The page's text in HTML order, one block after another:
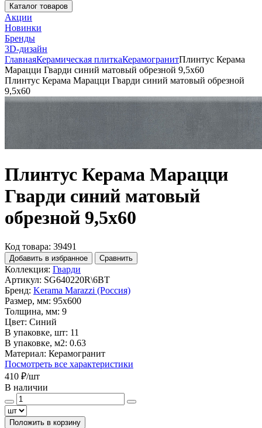
Каталог товаров
Акции
Новинки
Бренды
3D-дизайн
ГлавнаяКерамическая плиткаКерамогранитПлинтус Керама
Марацци Гварди синий матовый обрезной 9,5x60
Плинтус Керама Марацци Гварди синий матовый обрезной
9,5x60
Плинтус Керама Марацци
Гварди синий матовый
обрезной 9,5x60
Код товара: 39491
Добавить в избранное Сравнить
Коллекция: Гварди
Артикул: SG640220R\6BT
Бренд: Kerama Marazzi (Россия)
Размер, мм: 95x600
Толщина, мм: 9
Цвет: Синий
В упаковке, шт: 11
В упаковке, м2: 0.63
Материал: Керамогранит
Посмотреть все характеристики
410 ₽/шт
В наличии
Положить в корзину